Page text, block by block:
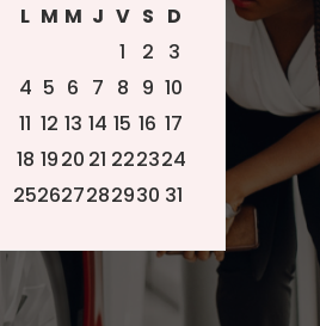
L M M J V S D
1
2
3
4 5 6 7 8 9 10
11 12 13 14 15 16 17
18 1920 21 222324
252627282930 31